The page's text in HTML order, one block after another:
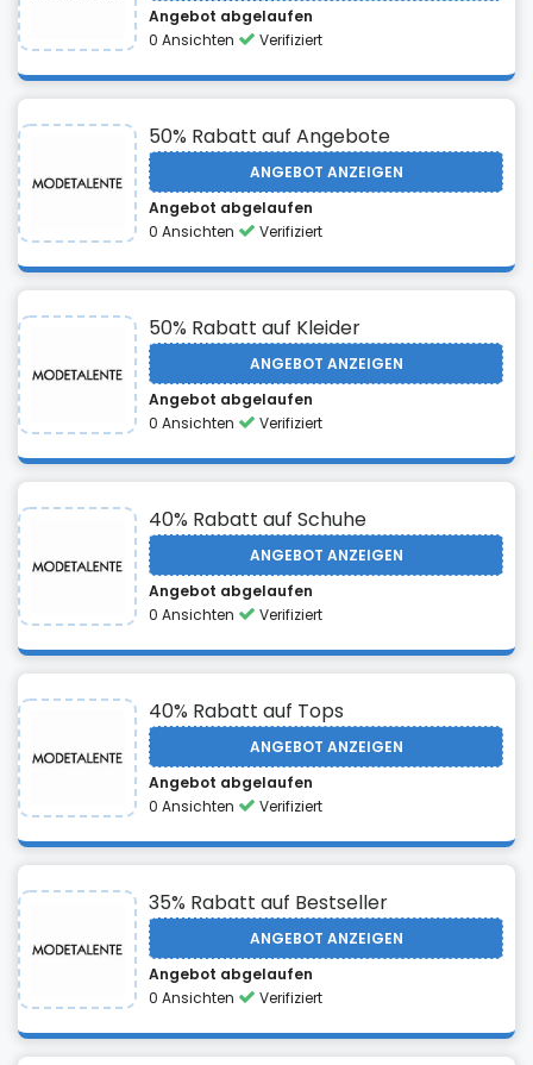
Angebot abgelaufen
0 Ansichten
Verifiziert
50% Rabatt auf Angebote
ANGEBOT ANZEIGEN
Angebot abgelaufen
0 Ansichten
Verifiziert
50% Rabatt auf Kleider
ANGEBOT ANZEIGEN
Angebot abgelaufen
0 Ansichten
Verifiziert
40% Rabatt auf Schuhe
ANGEBOT ANZEIGEN
Angebot abgelaufen
0 Ansichten
Verifiziert
40% Rabatt auf Tops
ANGEBOT ANZEIGEN
Angebot abgelaufen
0 Ansichten
Verifiziert
35% Rabatt auf Bestseller
ANGEBOT ANZEIGEN
Angebot abgelaufen
0 Ansichten
Verifiziert